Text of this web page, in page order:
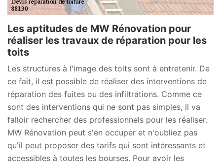
Les aptitudes de MW Rénovation pour
réaliser les travaux de réparation pour les
toits
Les structures à l'image des toits sont à entretenir. De
ce fait, il est possible de réaliser des interventions de
réparation des fuites ou des infiltrations. Comme ce
sont des interventions qui ne sont pas simples, il va
falloir rechercher des professionnels pour les réaliser.
MW Rénovation peut s'en occuper et n'oubliez pas
qu'il peut proposer des tarifs qui sont intéressants et
accessibles à toutes les bourses. Pour avoir les